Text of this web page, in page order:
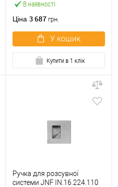
В наявності
Ціна 3 687 грн.
У кошик
Купити в 1 клік
Ручка для розсувної
системи JNF IN.16.224.110